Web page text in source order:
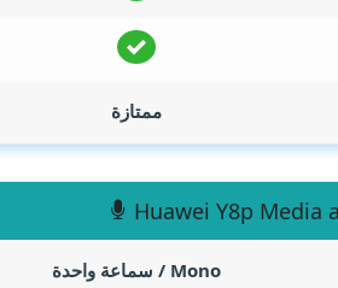
ممتازة
Huawei Y8p Media
Mono / سماعة واحدة